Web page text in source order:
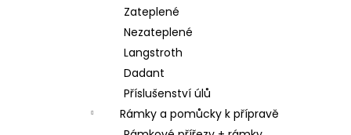
Zateplené
Nezateplené
Langstroth
Dadant
Příslušenství úlů
Rámky a pomůcky k přípravě